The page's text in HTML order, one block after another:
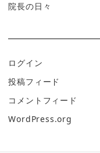
院長の日々
ログイン
投稿フィード
コメントフィード
WordPress.org